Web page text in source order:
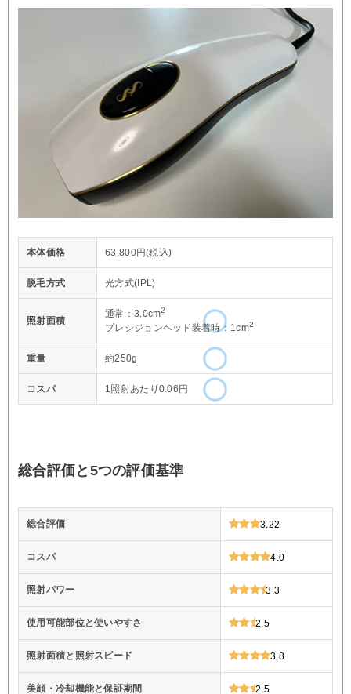
本体価格 63,800円(税込)
脱毛方式 光方式(IPL)
照射面積
通常：3.0cm2
プレシジョンヘッド装着時：1cm2
重量 約250g
コスパ 1照射あたり0.06円
総合評価と5つの評価基準
総合評価 3.22
コスパ 4.0
照射パワー 3.3
使用可能部位と使いやすさ 2.5
照射面積と照射スピード 3.8
美顔・冷却機能と保証期間 2.5